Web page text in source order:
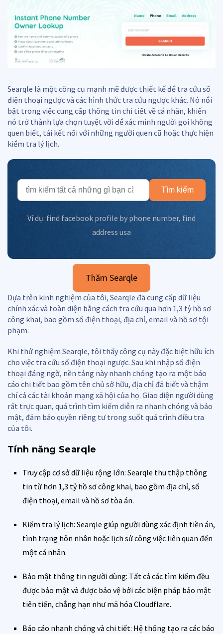
Searqle là một công cụ mạnh mẽ được thiết kế để tra cứu số
điện thoại ngược và các hình thức tra cứu ngược khác. Nó nổi
bật trong việc cung cấp thông tin chi tiết về cá nhân, khiến
nó trở thành lựa chọn tuyệt vời để xác minh người gọi không
quen biết, tái kết nối với những người quen cũ hoặc thực hiện
kiểm tra lý lịch.
Tìm kiếm
Ví dụ: find facebook profile by phone number, find
address usa
Thăm Searqle
Dựa trên kinh nghiệm của tôi, Searqle đã cung cấp dữ liệu
chính xác và toàn diện bằng cách tra cứu qua hơn 1,3 tỷ hồ sơ
công khai, bao gồm số điện thoại, địa chỉ, email và hồ sơ tội
phạm.
Khi thử nghiệm Searqle, tôi thấy công cụ này đặc biệt hữu ích
cho việc tra cứu số điện thoại ngược. Sau khi nhập số điện
thoại đáng ngờ, nền tảng này nhanh chóng tạo ra một báo
cáo chi tiết bao gồm tên chủ sở hữu, địa chỉ đã biết và thậm
chí cả các tài khoản mạng xã hội của họ. Giao diện người dùng
rất trực quan, quá trình tìm kiếm diễn ra nhanh chóng và bảo
mật, đảm bảo quyền riêng tư trong suốt quá trình điều tra
của tôi.
Tính năng Searqle
Truy cập cơ sở dữ liệu rộng lớn: Searqle thu thập thông
tin từ hơn 1,3 tỷ hồ sơ công khai, bao gồm địa chỉ, số
điện thoại, email và hồ sơ tòa án.
Kiểm tra lý lịch: Searqle giúp người dùng xác định tiền án,
tình trạng hôn nhân hoặc lịch sử công việc liên quan đến
một cá nhân.
Bảo mật thông tin người dùng: Tất cả các tìm kiếm đều
được bảo mật và được bảo vệ bởi các biện pháp bảo mật
tiên tiến, chẳng hạn như mã hóa Cloudflare.
Báo cáo nhanh chóng và chi tiết: Hệ thống tạo ra các báo